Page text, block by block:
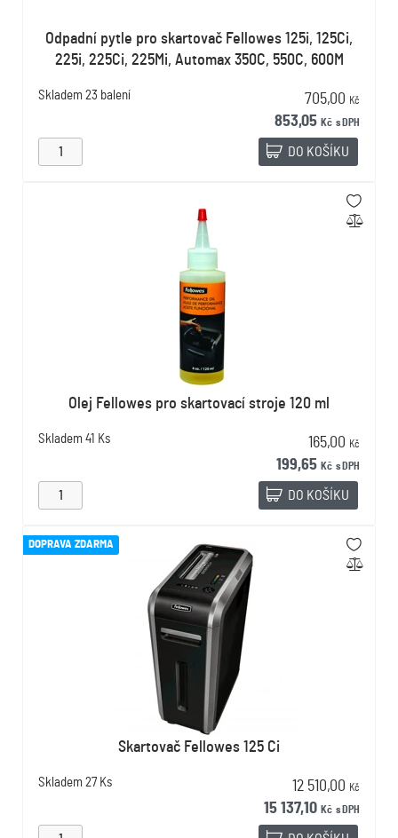
Odpadní pytle pro skartovač Fellowes 125i, 125Ci,
225i, 225Ci, 225Mi, Automax 350C, 550C, 600M
Skladem 23 balení 705,00 Kč
853,05 Kč s DPH
DO KOŠÍKU
Olej Fellowes pro skartovací stroje 120 ml
Skladem 41 Ks 165,00 Kč
199,65 Kč s DPH
DO KOŠÍKU
DOPRAVA ZDARMA
Skartovač Fellowes 125 Ci
Skladem 27 Ks 12 510,00 Kč
15 137,10 Kč s DPH